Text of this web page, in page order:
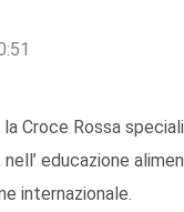
Croce Rossa
educazione
internazionale.